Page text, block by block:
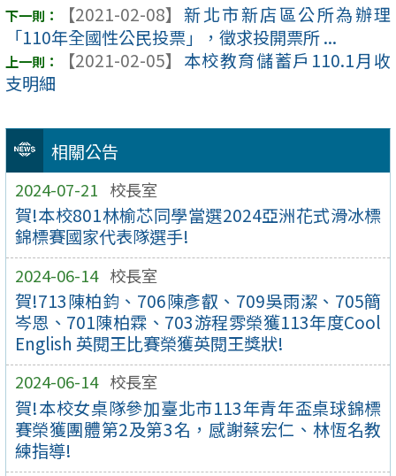
相關公告
2024-07-21 校長室
賀!本校801林榆芯同學當選2024亞洲花式滑冰標
錦標賽國家代表隊選手!
2024-06-14 校長室
賀!713陳柏鈞、706陳彥叡、709吳雨潔、705簡
岑恩、701陳柏霖、703游程雰榮獲113年度Cool
English 英閱王比賽榮獲英閱王獎狀!
2024-06-14 校長室
賀!本校女桌隊參加臺北市113年青年盃桌球錦標
賽榮獲團體第2及第3名，感謝蔡宏仁、林恆名教
練指導!
【2021-02-08】 新北市新店區公所為辦理
「110年全國性公民投票」，徵求投開票所 ...
【2021-02-05】 本校教育儲蓄戶110.1月收
支明細